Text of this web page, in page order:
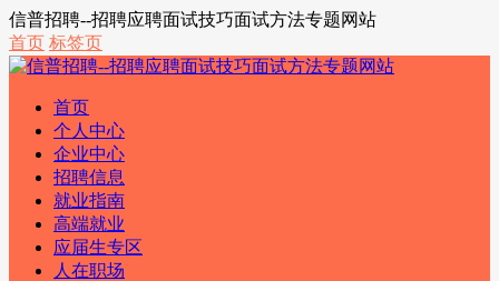
信普招聘--招聘应聘面试技巧面试方法专题网站
首页 标签页
首页
个人中心
企业中心
招聘信息
就业指南
高端就业
应届生专区
人在职场